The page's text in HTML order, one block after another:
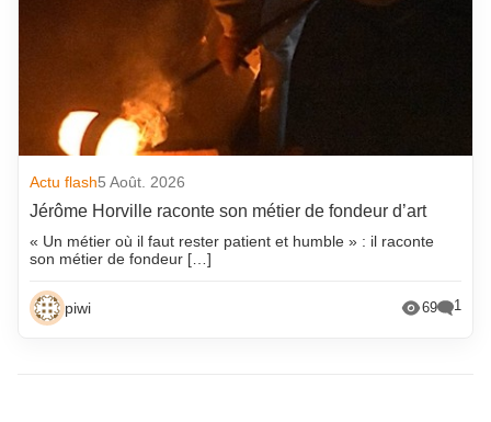
Actu flash5 Août. 2026
Jérôme Horville raconte son métier de fondeur d’art
« Un métier où il faut rester patient et humble » : il raconte
son métier de fondeur […]
piwi 69 1